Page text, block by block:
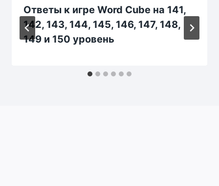
Ответы к игре Word Cube на 141,
142, 143, 144, 145, 146, 147, 148,
149 и 150 уровень